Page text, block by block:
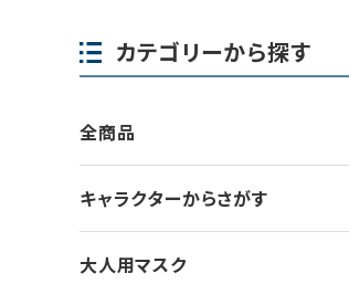
カテゴリーから探す
全商品
キャラクターからさがす
大人用マスク